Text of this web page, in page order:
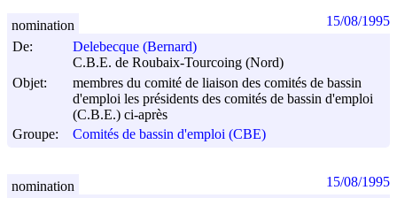
De:
Delebecque (Bernard)
C.B.E. de Roubaix-Tourcoing (Nord)
Objet:
membres du comité de liaison des comités de bassin
d'emploi les présidents des comités de bassin d'emploi
(C.B.E.) ci-après
Groupe:
Comités de bassin d'emploi (CBE)
nomination 15/08/1995
nomination 15/08/1995